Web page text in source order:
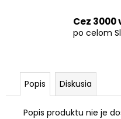
Cez
po celom
Popis Diskusia
Popis produktu nie je